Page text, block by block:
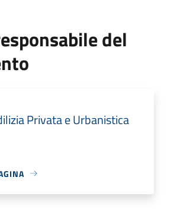
del
Privata e Urbanistica